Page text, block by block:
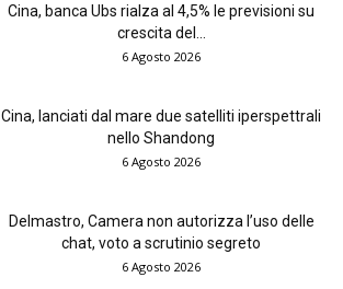
Cina, banca Ubs rialza al 4,5% le previsioni su
crescita del...
6 Agosto 2026
Cina, lanciati dal mare due satelliti iperspettrali
nello Shandong
6 Agosto 2026
Delmastro, Camera non autorizza l’uso delle
chat, voto a scrutinio segreto
6 Agosto 2026